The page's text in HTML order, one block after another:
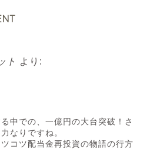
ト より:
中での、一億円の大台突破！さ
なりですね。
コツ配当金再投資の物語の行方